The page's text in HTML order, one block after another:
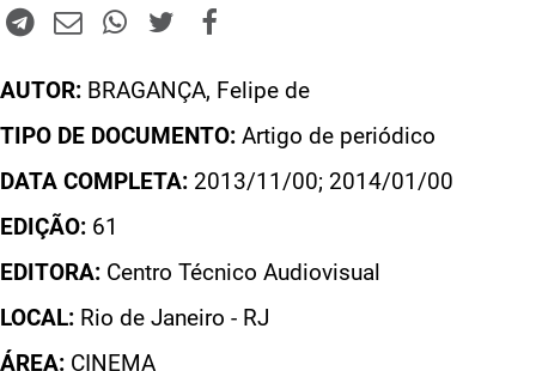
AUTOR: BRAGANÇA, Felipe de
TIPO DE DOCUMENTO: Artigo de periódico
DATA COMPLETA: 2013/11/00; 2014/01/00
EDIÇÃO: 61
EDITORA: Centro Técnico Audiovisual
LOCAL: Rio de Janeiro - RJ
ÁREA: CINEMA